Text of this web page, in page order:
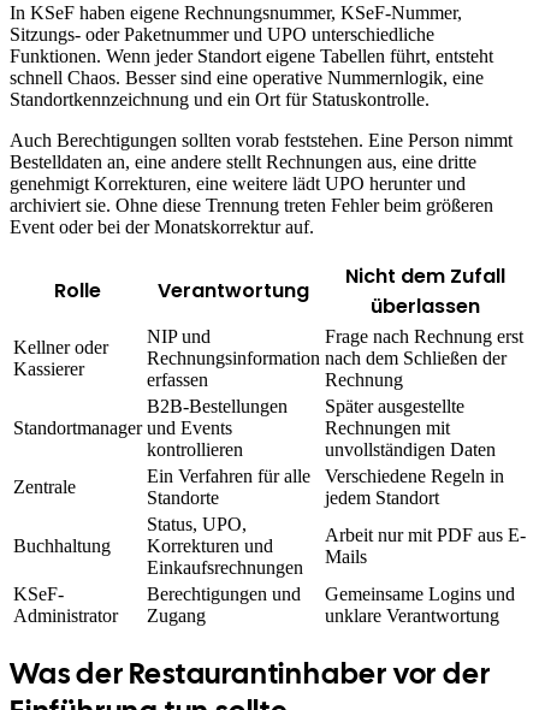
In KSeF haben eigene Rechnungsnummer, KSeF-Nummer,
Sitzungs- oder Paketnummer und UPO unterschiedliche
Funktionen. Wenn jeder Standort eigene Tabellen führt, entsteht
schnell Chaos. Besser sind eine operative Nummernlogik, eine
Standortkennzeichnung und ein Ort für Statuskontrolle.
Auch Berechtigungen sollten vorab feststehen. Eine Person nimmt
Bestelldaten an, eine andere stellt Rechnungen aus, eine dritte
genehmigt Korrekturen, eine weitere lädt UPO herunter und
archiviert sie. Ohne diese Trennung treten Fehler beim größeren
Event oder bei der Monatskorrektur auf.
Rolle Verantwortung
Nicht dem Zufall
überlassen
Kellner oder
Kassierer
NIP und
Rechnungsinformation
erfassen
Frage nach Rechnung erst
nach dem Schließen der
Rechnung
Standortmanager
B2B-Bestellungen
und Events
kontrollieren
Später ausgestellte
Rechnungen mit
unvollständigen Daten
Zentrale
Ein Verfahren für alle
Standorte
Verschiedene Regeln in
jedem Standort
Buchhaltung
Status, UPO,
Korrekturen und
Einkaufsrechnungen
Arbeit nur mit PDF aus E-
Mails
KSeF-
Administrator
Berechtigungen und
Zugang
Gemeinsame Logins und
unklare Verantwortung
Was der Restaurantinhaber vor der